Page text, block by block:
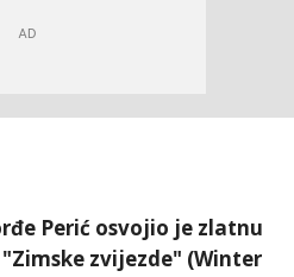
Perić osvojio je zlatnu
zvijezde" (Winter